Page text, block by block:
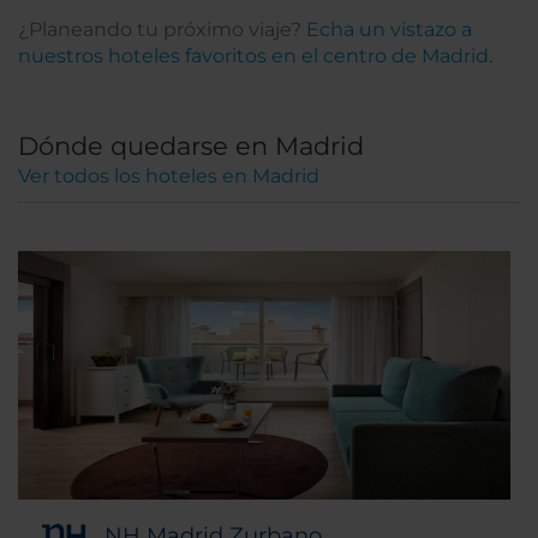
¿Planeando tu próximo viaje? Echa un vistazo a
nuestros hoteles favoritos en el centro de Madrid.
Dónde quedarse en Madrid
Ver todos los hoteles en Madrid